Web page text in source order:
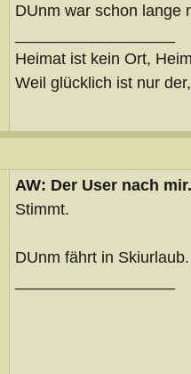
DUnm war schon lange
Heimat ist kein Ort,
Weil glücklich ist nur
AW: Der User nach
Stimmt.
DUnm fährt in Skiurlaub.